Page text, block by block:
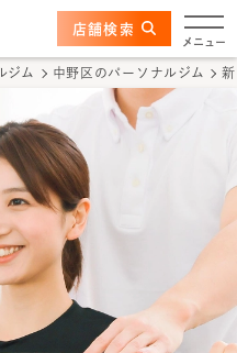
本文へ
メニュー
店舗検索
ジム 中野区 のパーソナルジム